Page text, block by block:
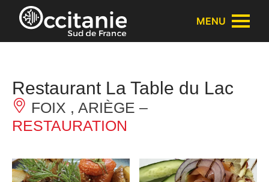
Panneau de gestion des cookies
MENU
Restaurant La Table du Lac
FOIX , ARIÈGE –
RESTAURATION